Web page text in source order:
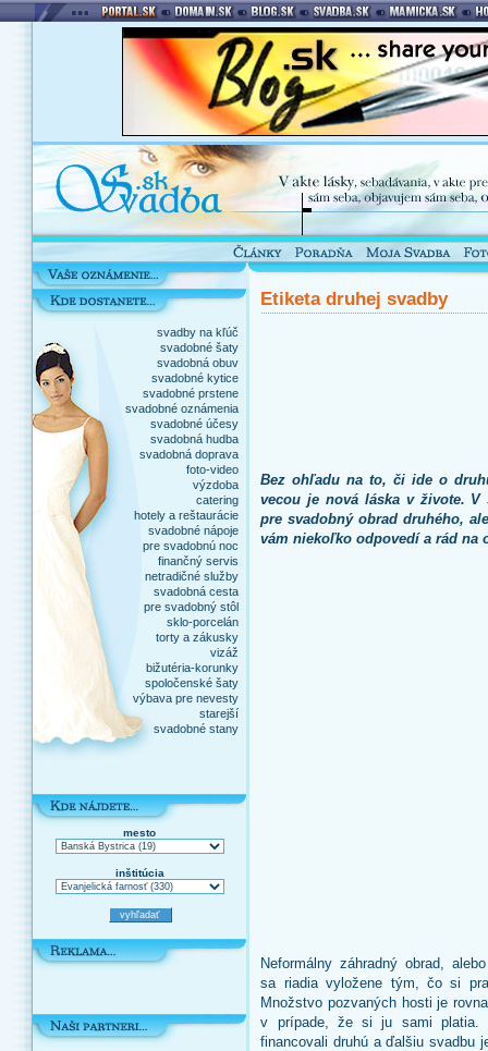
svadby na kľúč
svadobné šaty
svadobná obuv
svadobné kytice
svadobné prstene
svadobné oznámenia
svadobné účesy
svadobná hudba
svadobná doprava
foto-video
výzdoba
catering
hotely a reštaurácie
svadobné nápoje
pre svadobnú noc
finančný servis
netradičné služby
svadobná cesta
pre svadobný stôl
sklo-porcelán
torty a zákusky
vizáž
bižutéria-korunky
spoločenské šaty
výbava pre nevesty
starejší
svadobné stany
mesto
inštitúcia
Etiketa druhej svadby
Bez ohľadu na to, či ide o
vecou je nová láska v živote. V
pre svadobný obrad druhého,
vám niekoľko odpovedí a rád na
Neformálny záhradný obrad,
sa riadia vyložene tým, čo si
Množstvo pozvaných hosti je
v prípade, že si ju sami platia.
financovali druhú a ďalšiu svadbu